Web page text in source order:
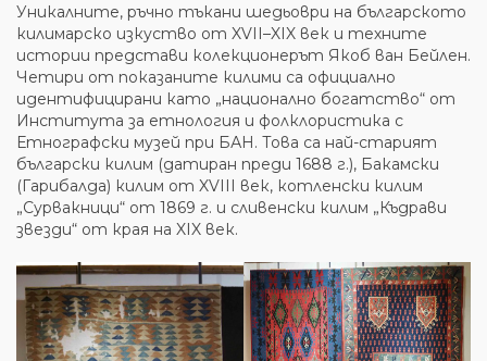
Уникалните, ръчно тъкани шедьоври на българското
килимарско изкуство от XVII–XIX век и техните
истории представи колекционерът Якоб ван Бейлен.
Четири от показаните килими са официално
идентифицирани като „национално богатство“ от
Института за етнология и фолклористика с
Етнографски музей при БАН. Това са най-старият
български килим (датиран преди 1688 г.), Бакамски
(Гарибалда) килим от XVIII век, котленски килим
„Сурвакници“ от 1869 г. и сливенски килим „Къдрави
звезди“ от края на XIX век.